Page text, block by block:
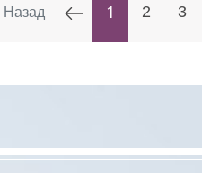
Назад 1 2 3